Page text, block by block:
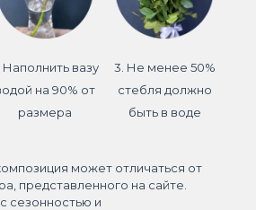
Наполнить вазу
на 90% от
размера
3. Не менее 50%
стебля должно
быть в воде
может отличаться от
представленного на сайте.
сезонностью и